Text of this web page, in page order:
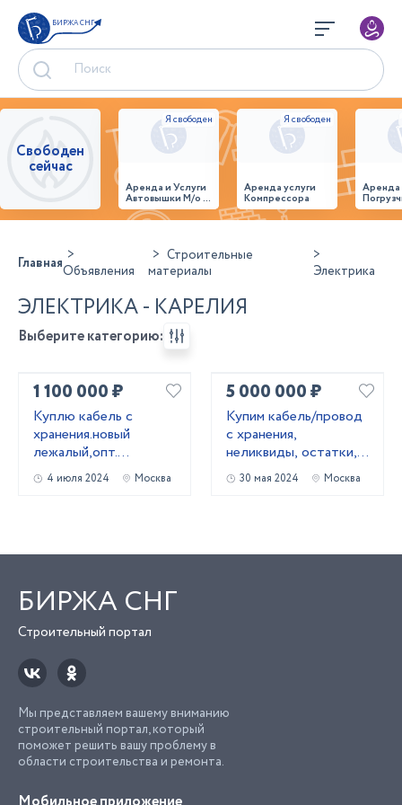
БИРЖА СНГ
Свободен
сейчас
Аренда и Услуги
Автовышки М/о г.
Домодедово
26,28,32 место
Аренда услуги
Компрессора
ГлавнаяОбъявления
Строительные
материалы
Электрика
ЭЛЕКТРИКА - КАРЕЛИЯ
Выберите категорию:
1 100 000 ₽
Kyплю кабель c
хранения.новый
лежалый,опт.
Неликвиды
4 июля 2024 Москва
5 000 000 ₽
Купим кабель/провод
с хранения,
неликвиды, остатки,
новый.
30 мая 2024 Москва
БИРЖА СНГ
Строительный портал
Мы представляем вашему вниманию
строительный портал, который
поможет решить вашу проблему в
области строительства и ремонта.